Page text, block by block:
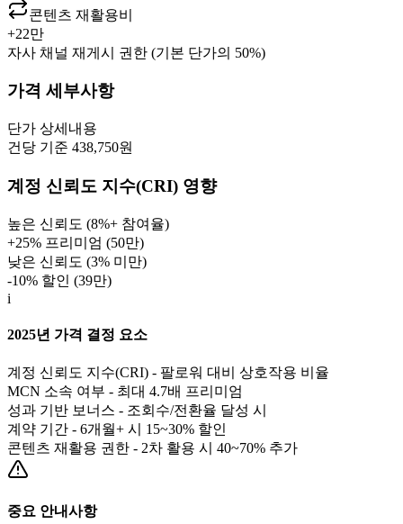
콘텐츠 재활용비
+22만
자사 채널 재게시 권한 (기본 단가의 50%)
가격 세부사항
단가 상세내용
건당 기준 438,750원
계정 신뢰도 지수(CRI) 영향
높은 신뢰도 (8%+ 참여율)
+25% 프리미엄 (50만)
낮은 신뢰도 (3% 미만)
-10% 할인 (39만)
i
2025년 가격 결정 요소
계정 신뢰도 지수(CRI) - 팔로워 대비 상호작용 비율
MCN 소속 여부 - 최대 4.7배 프리미엄
성과 기반 보너스 - 조회수/전환율 달성 시
계약 기간 - 6개월+ 시 15~30% 할인
콘텐츠 재활용 권한 - 2차 활용 시 40~70% 추가
중요 안내사항